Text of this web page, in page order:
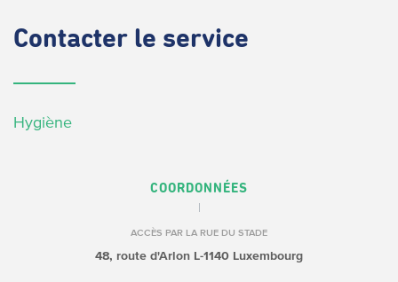
Contacter le service
Hygiène
COORDONNÉES
ACCÈS PAR LA RUE DU STADE
48, route d'Arlon L-1140 Luxembourg